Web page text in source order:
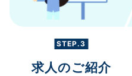
STEP.3
求人のご紹介